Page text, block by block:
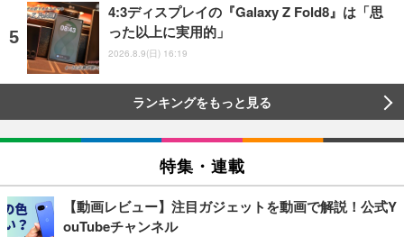
4:3ディスプレイの『Galaxy Z Fold8』は「思
った以上に実用的」
2026.8.9(日) 16:19
ランキングをもっと見る
特集・連載
【動画レビュー】注目ガジェットを動画で解説！公式Y
ouTubeチャンネル